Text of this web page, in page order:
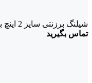
شیلنگ برزنتی سایز 2 اینچ برند اشباخ
تماس بگیرید